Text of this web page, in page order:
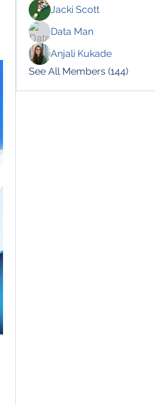
Jacki Scott
Data Man
Anjali Kukade
See All Members (144)